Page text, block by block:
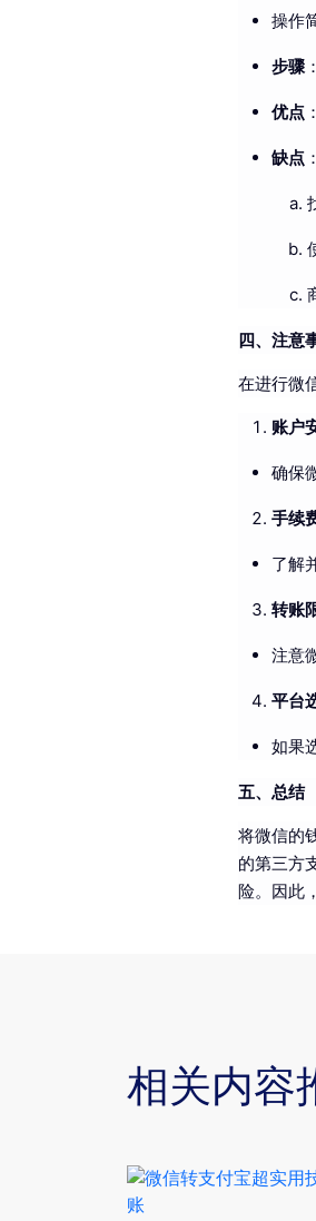
操作
步骤：
优点 ：
缺点 ：
四、注意
在进行微
账户
确保
手续
了解
转账
注意
平台
如果
五、总结
将微信的
的第三方
险。因此
相关内容